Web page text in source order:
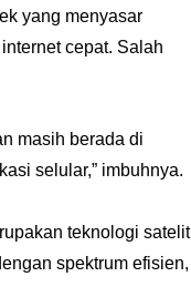
yang menyasar
cepat. Salah
masih berada di
selular,” imbuhnya.
teknologi satelit
spektrum efisien,